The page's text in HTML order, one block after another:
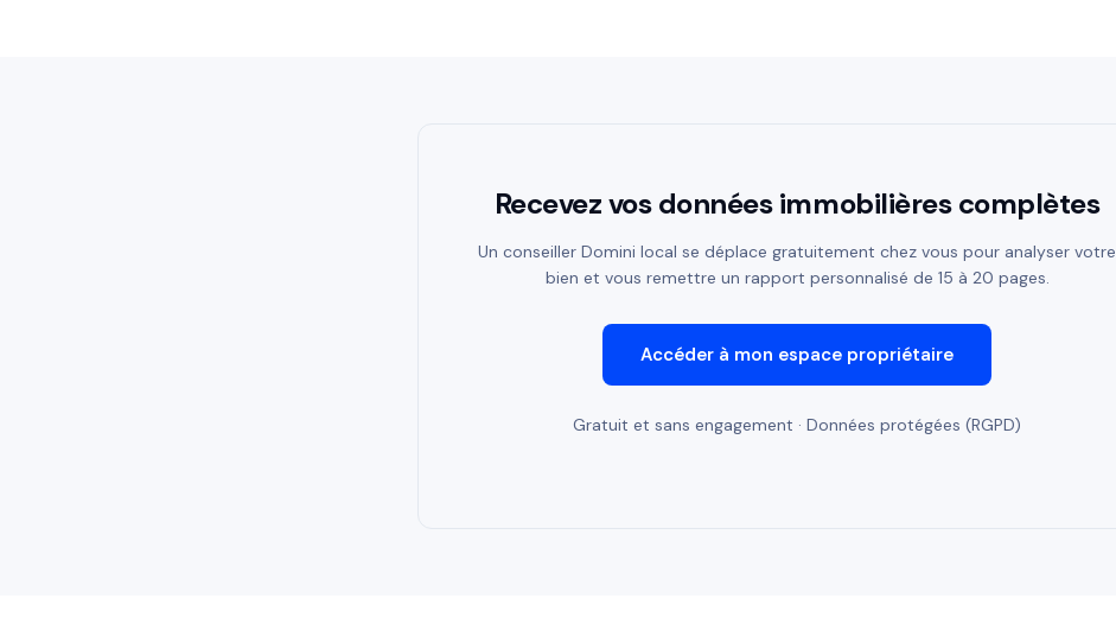
Recevez vos données immobilières complètes
Un conseiller Domini local se déplace gratuitement chez vous pour analyser votre
bien et vous remettre un rapport personnalisé de 15 à 20 pages.
Accéder à mon espace propriétaire
Gratuit et sans engagement · Données protégées (RGPD)